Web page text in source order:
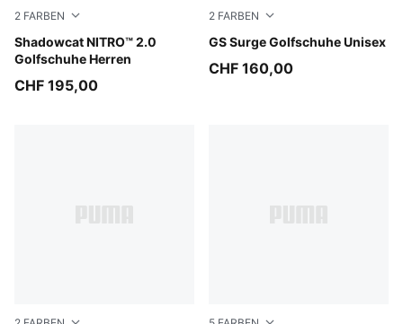
2 FARBEN
Shadowcat NITRO™ 2.0
Golfschuhe Herren
PUMA Black-PUMA White
CHF 195,00
2 FARBEN
GS Surge Golfschuhe Unisex
PUMA White-Vapor Gray-
CHF 160,00